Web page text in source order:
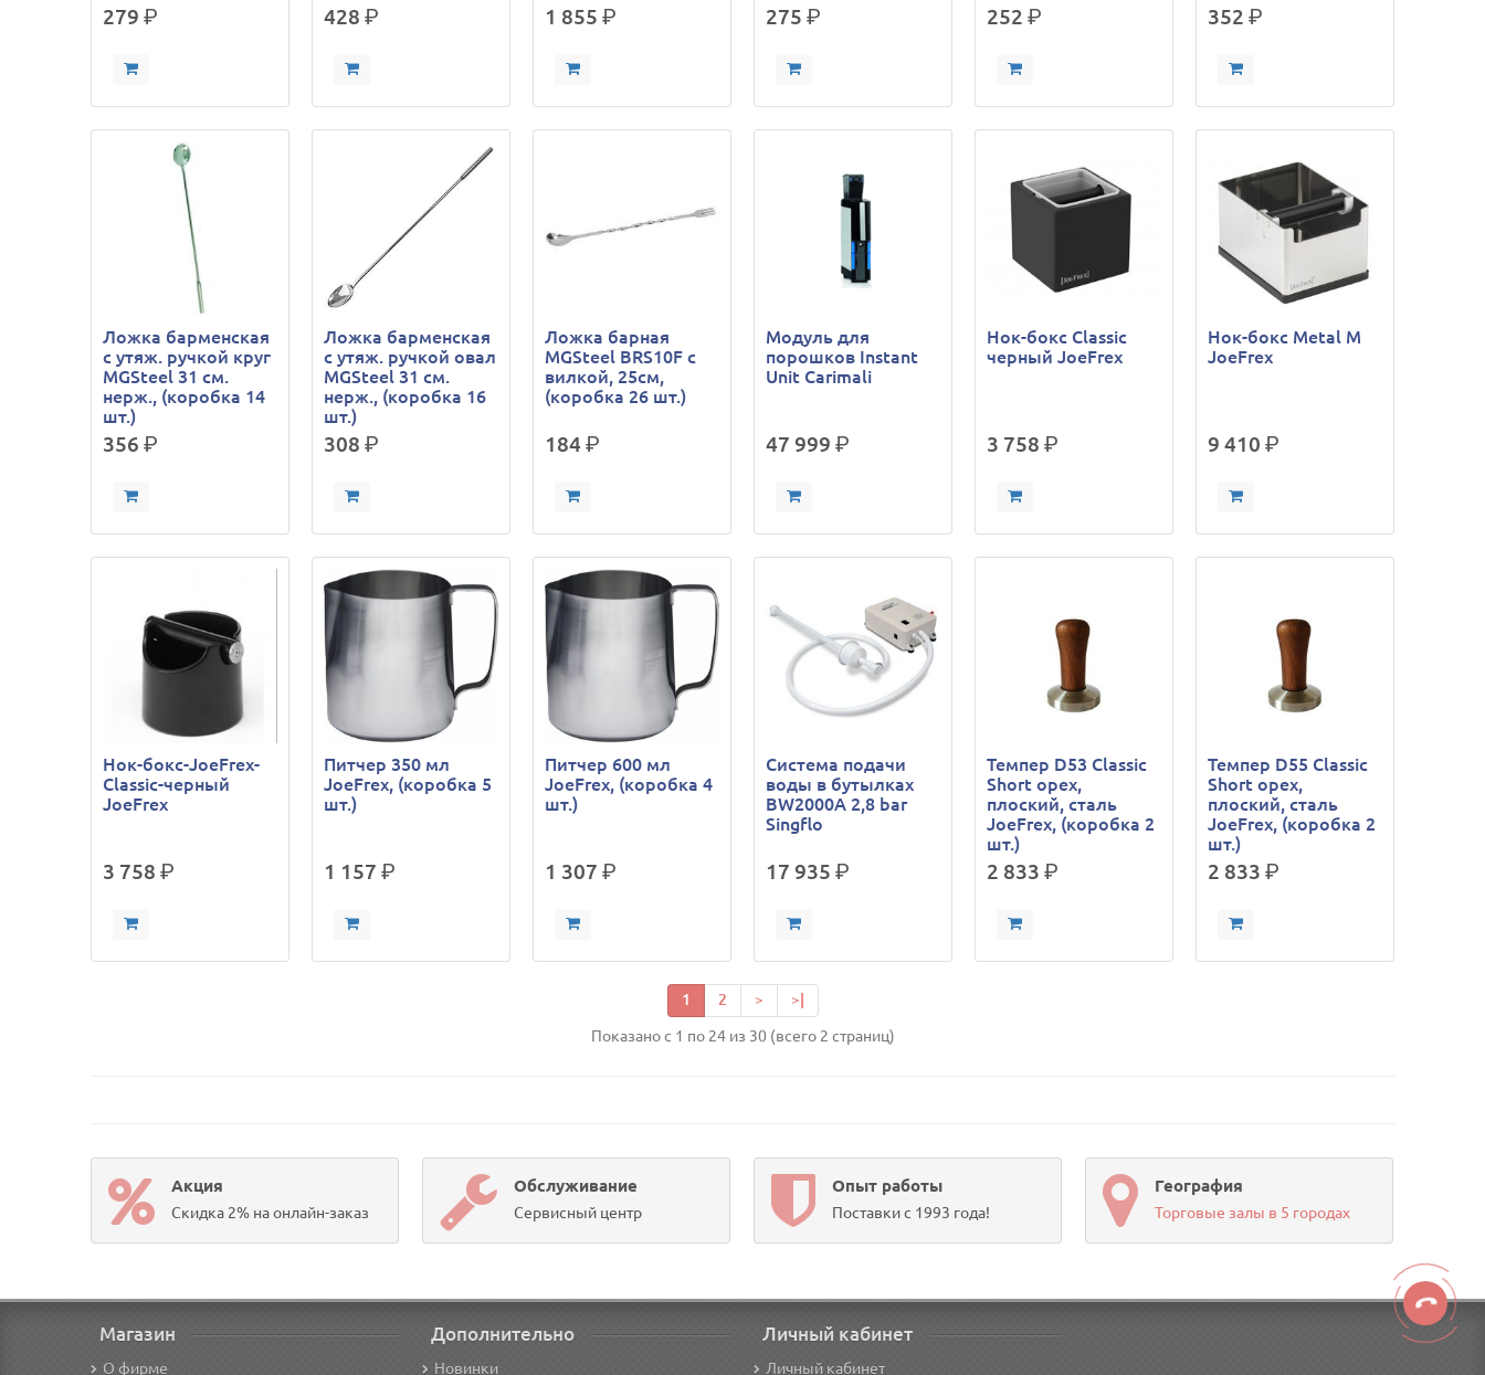
279р. 428р. 1 855р. 275 р. 252 р. 352 р.
Ложка барменская
с утяж. ручкой круг
MGSteel 31 см.
нерж., (коробка 14
шт.)
356р.
Ложка барменская
с утяж. ручкой овал
MGSteel 31 см.
нерж., (коробка 16
шт.)
308р.
Ложка барная
MGSteel BRS10F с
вилкой, 25см,
(коробка 26 шт.)
184р.
Модуль для
порошков Instant
Unit Carimali
47 999 р.
Нок-бокс Classic
черный JoeFrex
3 758 р.
Нок-бокс Metal M
JoeFrex
9 410 р.
Нок-бокс-JoeFrex-
Classic-черный
JoeFrex
3 758р.
Питчер 350 мл
JoeFrex, (коробка 5
шт.)
1 157р.
Питчер 600 мл
JoeFrex, (коробка 4
шт.)
1 307р.
Система подачи
воды в бутылках
BW2000A 2,8 bar
Singflo
17 935 р.
Темпер D53 Classic
Short орех,
плоский, сталь
JoeFrex, (коробка 2
шт.)
2 833 р.
Темпер D55 Classic
Short орех,
плоский, сталь
JoeFrex, (коробка 2
шт.)
2 833 р.
1 2 > >|
Показано с 1 по 24 из 30 (всего 2 страниц)
Акция
Скидка 2% на онлайн-заказ
Обслуживание
Сервисный центр
Опыт работы
Поставки с 1993 года!
География
Торговые залы в 5 городах
Магазин
О фирме
Дополнительно
Новинки
Личный кабинет
Личный кабинет